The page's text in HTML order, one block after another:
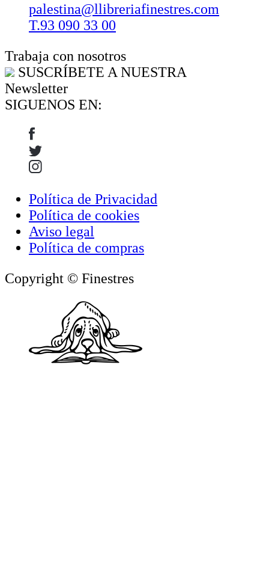
palestina@llibreriafinestres.com
T.93 090 33 00
Trabaja con nosotros
SUSCRÍBETE A NUESTRA
Newsletter
SIGUENOS EN:
Política de Privacidad
Política de cookies
Aviso legal
Política de compras
Copyright © Finestres